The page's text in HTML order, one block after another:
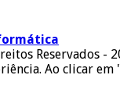
Reservados -
Ao clicar